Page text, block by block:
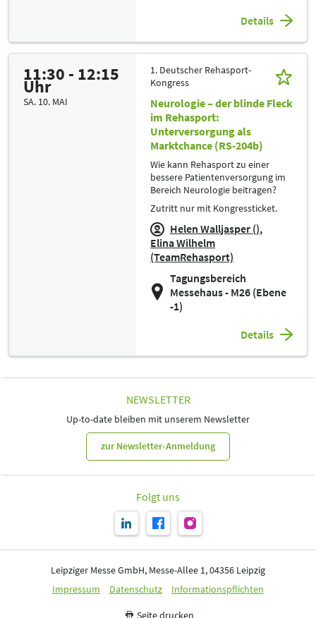
Details
11:30 - 12:15
Uhr
SA. 10. MAI
1. Deutscher Rehasport-
Kongress
Neurologie – der blinde Fleck
im Rehasport:
Unterversorgung als
Marktchance (RS-204b)
Wie kann Rehasport zu einer
bessere Patientenversorgung im
Bereich Neurologie beitragen?
Zutritt nur mit Kongressticket.
Helen Walljasper ()
Elina Wilhelm
(TeamRehasport)
Tagungsbereich
Messehaus - M26 (Ebene
-1)
Details
NEWSLETTER
Up-to-date bleiben mit unserem Newsletter
zur Newsletter-Anmeldung
Folgt uns
Leipziger Messe GmbH, Messe-Allee 1, 04356 Leipzig
Impressum
Datenschutz Informationspflichten
Seite drucken